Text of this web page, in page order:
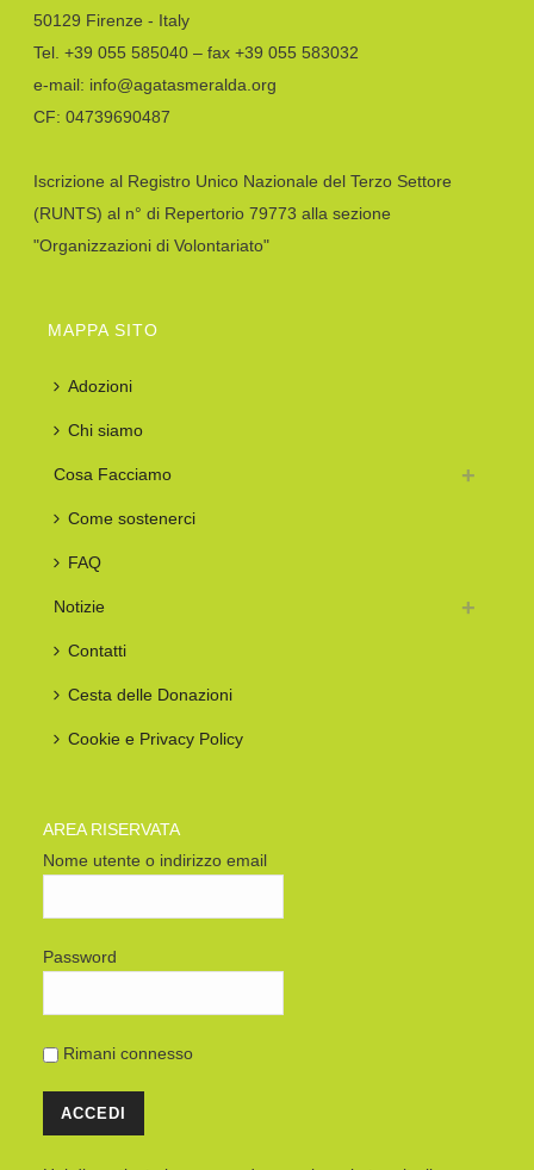
50129 Firenze - Italy
Tel. +39 055 585040 – fax +39 055 583032
e-mail: info@agatasmeralda.org
CF: 04739690487
Iscrizione al Registro Unico Nazionale del Terzo Settore
(RUNTS) al n° di Repertorio 79773 alla sezione
"Organizzazioni di Volontariato"
MAPPA SITO
Adozioni
Chi siamo
Cosa Facciamo
Come sostenerci
FAQ
Notizie
Contatti
Cesta delle Donazioni
Cookie e Privacy Policy
AREA RISERVATA
Nome utente o indirizzo email
Password
Rimani connesso